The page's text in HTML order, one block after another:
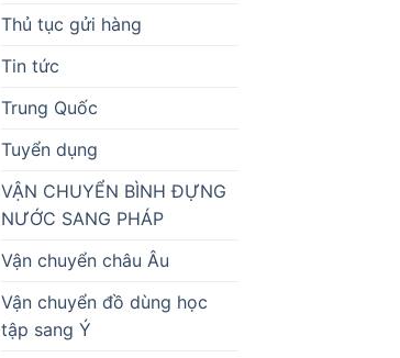
Thủ tục gửi hàng
Tin tức
Trung Quốc
Tuyển dụng
VẬN CHUYỂN BÌNH ĐỰNG
NƯỚC SANG PHÁP
Vận chuyển châu Âu
Vận chuyển đồ dùng học
tập sang Ý